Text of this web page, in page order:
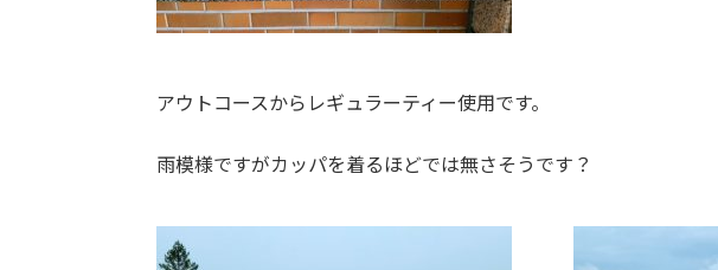
アウトコースからレギュラーティー使用です。
雨模様ですがカッパを着るほどでは無さそうです？